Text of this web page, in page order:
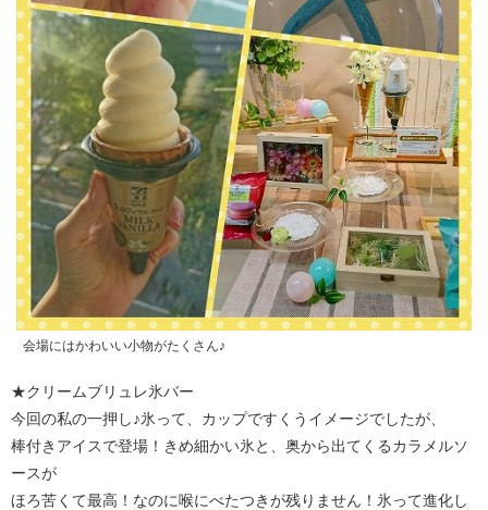
会場にはかわいい小物がたくさん♪
★クリームブリュレ氷バー
今回の私の一押し♪氷って、カップですくうイメージでしたが、
棒付きアイスで登場！きめ細かい氷と、奥から出てくるカラメルソ
ースが
ほろ苦くて最高！なのに喉にべたつきが残りません！氷って進化し